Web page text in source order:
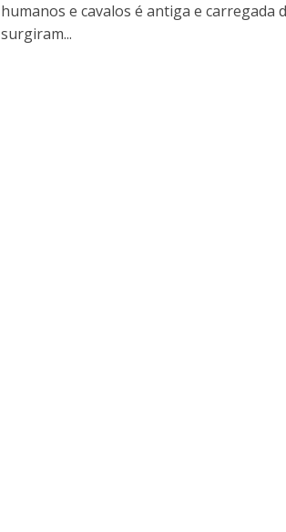
humanos e cavalos é antiga e carregada
surgiram...